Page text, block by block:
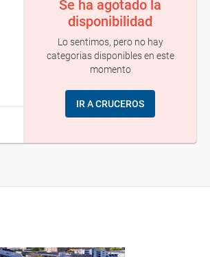
Se ha agotado la
disponibilidad
Lo sentimos, pero no hay
categorias disponibles en este
momento
IR A CRUCEROS